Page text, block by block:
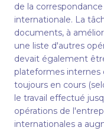
de la
internationale. La
documents, à
une liste d'autres
devait également
plateformes internes
toujours en cours
le travail effectué
opérations de
internationales a